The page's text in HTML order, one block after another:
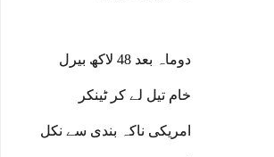
دوماہ بعد 48 لاکھ بیرل
خام تیل لے کر ٹینکر
امریکی ناکہ بندی سے نکل